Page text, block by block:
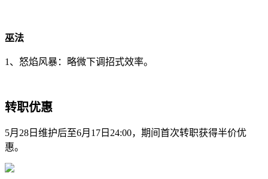
巫法
1、怒焰风暴：略微下调招式效率。
转职优惠
5月28日维护后至6月17日24:00，期间首次转职获得半价优
惠。